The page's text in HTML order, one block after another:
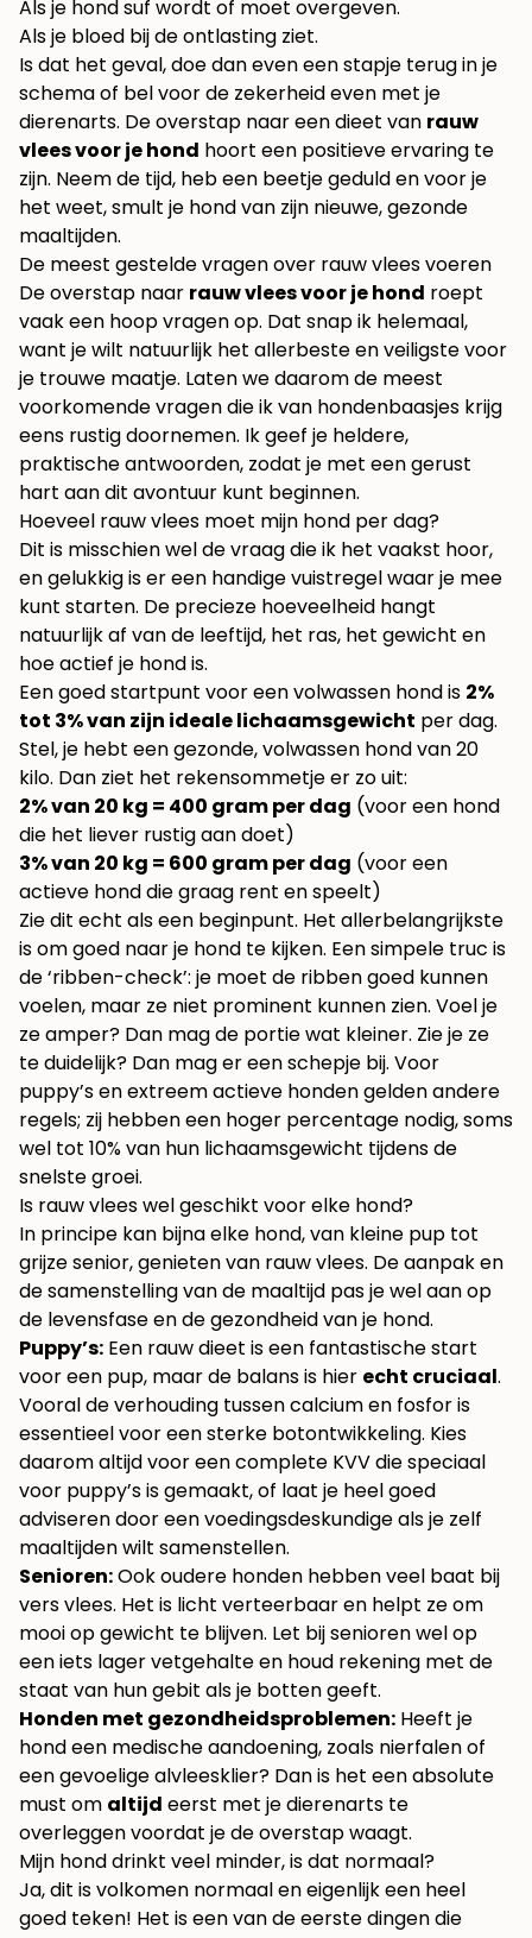
Als je hond suf wordt of moet overgeven.
Als je bloed bij de ontlasting ziet.
Is dat het geval, doe dan even een stapje terug in je
schema of bel voor de zekerheid even met je
dierenarts. De overstap naar een dieet van rauw
vlees voor je hond hoort een positieve ervaring te
zijn. Neem de tijd, heb een beetje geduld en voor je
het weet, smult je hond van zijn nieuwe, gezonde
maaltijden.
De meest gestelde vragen over rauw vlees voeren
De overstap naar rauw vlees voor je hond roept
vaak een hoop vragen op. Dat snap ik helemaal,
want je wilt natuurlijk het allerbeste en veiligste voor
je trouwe maatje. Laten we daarom de meest
voorkomende vragen die ik van hondenbaasjes krijg
eens rustig doornemen. Ik geef je heldere,
praktische antwoorden, zodat je met een gerust
hart aan dit avontuur kunt beginnen.
Hoeveel rauw vlees moet mijn hond per dag?
Dit is misschien wel de vraag die ik het vaakst hoor,
en gelukkig is er een handige vuistregel waar je mee
kunt starten. De precieze hoeveelheid hangt
natuurlijk af van de leeftijd, het ras, het gewicht en
hoe actief je hond is.
Een goed startpunt voor een volwassen hond is 2%
tot 3% van zijn ideale lichaamsgewicht per dag.
Stel, je hebt een gezonde, volwassen hond van 20
kilo. Dan ziet het rekensommetje er zo uit:
2% van 20 kg = 400 gram per dag (voor een hond
die het liever rustig aan doet)
3% van 20 kg = 600 gram per dag (voor een
actieve hond die graag rent en speelt)
Zie dit echt als een beginpunt. Het allerbelangrijkste
is om goed naar je hond te kijken. Een simpele truc is
de ‘ribben-check’: je moet de ribben goed kunnen
voelen, maar ze niet prominent kunnen zien. Voel je
ze amper? Dan mag de portie wat kleiner. Zie je ze
te duidelijk? Dan mag er een schepje bij. Voor
puppy’s en extreem actieve honden gelden andere
regels; zij hebben een hoger percentage nodig, soms
wel tot 10% van hun lichaamsgewicht tijdens de
snelste groei.
Is rauw vlees wel geschikt voor elke hond?
In principe kan bijna elke hond, van kleine pup tot
grijze senior, genieten van rauw vlees. De aanpak en
de samenstelling van de maaltijd pas je wel aan op
de levensfase en de gezondheid van je hond.
Puppy’s: Een rauw dieet is een fantastische start
voor een pup, maar de balans is hier echt cruciaal.
Vooral de verhouding tussen calcium en fosfor is
essentieel voor een sterke botontwikkeling. Kies
daarom altijd voor een complete KVV die speciaal
voor puppy’s is gemaakt, of laat je heel goed
adviseren door een voedingsdeskundige als je zelf
maaltijden wilt samenstellen.
Senioren:Ook oudere honden hebben veel baat bij
vers vlees. Het is licht verteerbaar en helpt ze om
mooi op gewicht te blijven. Let bij senioren wel op
een iets lager vetgehalte en houd rekening met de
staat van hun gebit als je botten geeft.
Honden met gezondheidsproblemen: Heeft je
hond een medische aandoening, zoals nierfalen of
een gevoelige alvleesklier? Dan is het een absolute
must om altijd eerst met je dierenarts te
overleggen voordat je de overstap waagt.
Mijn hond drinkt veel minder, is dat normaal?
Ja, dit is volkomen normaal en eigenlijk een heel
goed teken! Het is een van de eerste dingen die